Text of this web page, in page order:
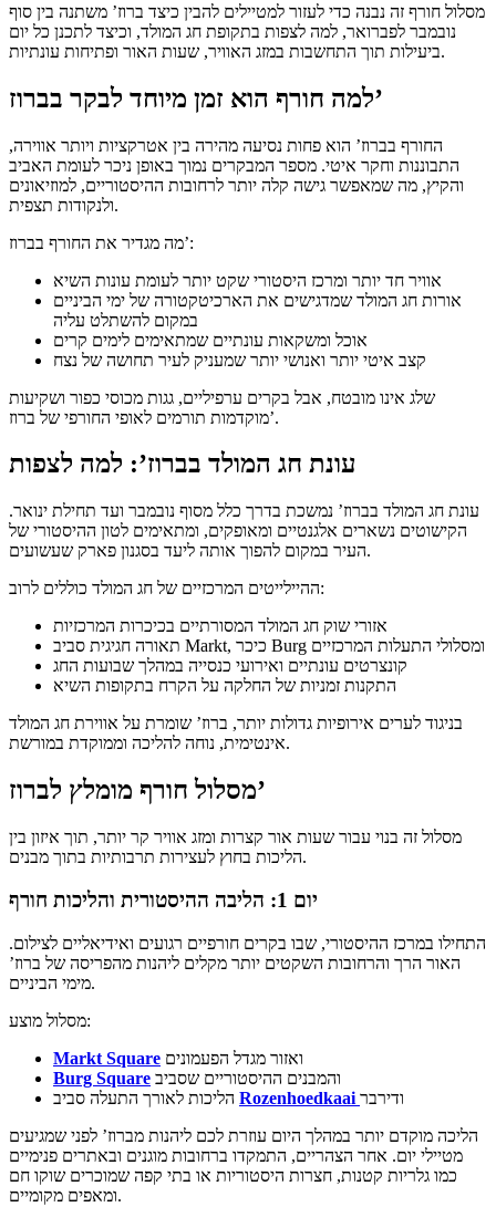
מסלול חורף זה נבנה כדי לעזור למטיילים להבין כיצד ברוז’ משתנה בין סוף
נובמבר לפברואר, למה לצפות בתקופת חג המולד, וכיצד לתכנן כל יום
ביעילות תוך התחשבות במזג האוויר, שעות האור ופתיחות עונתיות.
למה חורף הוא זמן מיוחד לבקר בברוז’
החורף בברוז’ הוא פחות נסיעה מהירה בין אטרקציות ויותר אווירה,
התבוננות וחקר איטי. מספר המבקרים נמוך באופן ניכר לעומת האביב
והקיץ, מה שמאפשר גישה קלה יותר לרחובות ההיסטוריים, למוזיאונים
ולנקודות תצפית.
מה מגדיר את החורף בברוז’:
אוויר חד יותר ומרכז היסטורי שקט יותר לעומת עונות השיא
אורות חג המולד שמדגישים את הארכיטקטורה של ימי הביניים
במקום להשתלט עליה
אוכל ומשקאות עונתיים שמתאימים לימים קרים
קצב איטי יותר ואנושי יותר שמעניק לעיר תחושה של נצח
שלג אינו מובטח, אבל בקרים ערפיליים, גגות מכוסי כפור ושקיעות
מוקדמות תורמים לאופי החורפי של ברוז’.
עונת חג המולד בברוז’: למה לצפות
עונת חג המולד בברוז’ נמשכת בדרך כלל מסוף נובמבר ועד תחילת ינואר.
הקישוטים נשארים אלגנטיים ומאופקים, ומתאימים לטון ההיסטורי של
העיר במקום להפוך אותה ליעד בסגנון פארק שעשועים.
ההיילייטים המרכזיים של חג המולד כוללים לרוב:
אזורי שוק חג המולד המסורתיים בכיכרות המרכזיות
תאורה חגיגית סביב Markt, כיכר Burg ומסלולי התעלות המרכזיים
קונצרטים עונתיים ואירועי כנסייה במהלך שבועות החג
התקנות זמניות של החלקה על הקרח בתקופות השיא
בניגוד לערים אירופיות גדולות יותר, ברוז’ שומרת על אווירת חג המולד
אינטימית, נוחה להליכה וממוקדת במורשת.
מסלול חורף מומלץ לברוז’
מסלול זה בנוי עבור שעות אור קצרות ומזג אוויר קר יותר, תוך איזון בין
הליכות בחוץ לעצירות תרבותיות בתוך מבנים.
יום 1: הליבה ההיסטורית והליכות חורף
התחילו במרכז ההיסטורי, שבו בקרים חורפיים רגועים ואידיאליים לצילום.
האור הרך והרחובות השקטים יותר מקלים ליהנות מהפריסה של ברוז’
מימי הביניים.
מסלול מוצע:
Markt Square ואזור מגדל הפעמונים
Burg Square והמבנים ההיסטוריים שסביב
Rozenhoedkaai ודירבר
הליכה מוקדם יותר במהלך היום עוזרת לכם ליהנות מברוז’ לפני שמגיעים
מטיילי יום. אחר הצהריים, התמקדו ברחובות מוגנים ובאתרים פנימיים
כמו גלריות קטנות, חצרות היסטוריות או בתי קפה שמוכרים שוקו חם
ומאפים מקומיים.